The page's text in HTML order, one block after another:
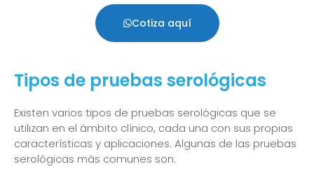
Cotiza aquí
Tipos de pruebas serológicas
Existen varios tipos de pruebas serológicas que se
utilizan en el ámbito clínico, cada una con sus propias
características y aplicaciones. Algunas de las pruebas
serológicas más comunes son: